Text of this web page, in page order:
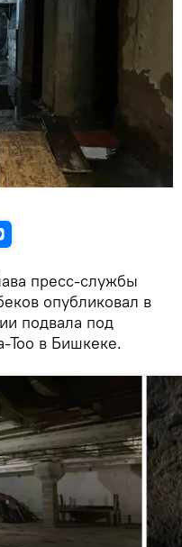
пресс-службы
опубликовал в
подвала под
Тоо в Бишкеке.